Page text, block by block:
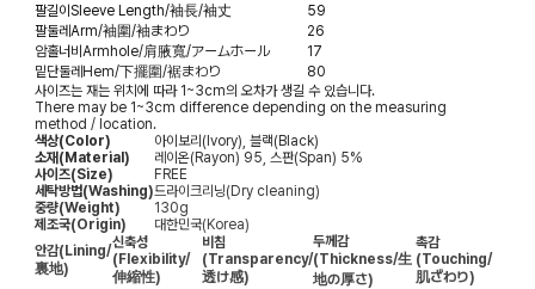
팔길이Sleeve Length/袖長/袖丈
59
팔둘레Arm/袖圍/袖まわり
26
암홀너비Armhole/肩腋寬/アームホール
17
밑단둘레Hem/下擺圍/裾まわり
80
사이즈는 재는 위치에 따라 1~3cm의 오차가 생길 수 있습니다.
There may be 1~3cm difference depending on the measuring
method / location.
색상(Color)
아이보리(Ivory), 블랙(Black)
소재(Material)
레이온(Rayon) 95, 스판(Span) 5%
사이즈(Size)
FREE
세탁방법(Washing)드라이크리닝(Dry cleaning)
중량(Weight)
130g
제조국(Origin)
대한민국(Korea)
안감(Lining/
裏地)
신축성
(Flexibility/
伸縮性)
비침
(Transparency/
透け感)
두께감
(Thickness/生
地の厚さ)
촉감
(Touching/
肌ざわり)